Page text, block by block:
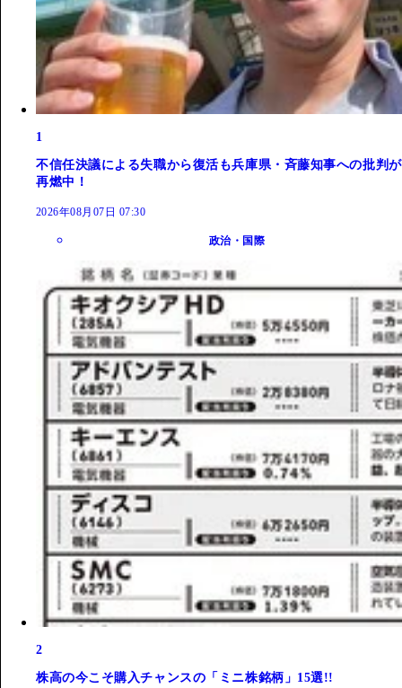
1
不信任決議による失職から復活も兵庫県・斉藤知事への批判が
再燃中！
2026年08月07日 07:30
政治・国際
2
株高の今こそ購入チャンスの「ミニ株銘柄」15選!!